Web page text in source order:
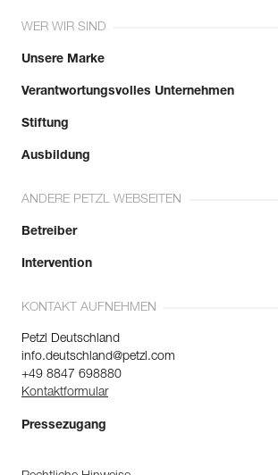
WER WIR SIND
Unsere Marke
Verantwortungsvolles Unternehmen
Stiftung
Ausbildung
ANDERE PETZL WEBSEITEN
Betreiber
Intervention
KONTAKT AUFNEHMEN
Petzl Deutschland
info.deutschland@petzl.com
+49 8847 698880
Kontaktformular
Pressezugang